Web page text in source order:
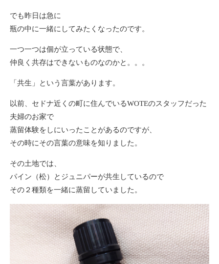
でも昨日は急に
瓶の中に一緒にしてみたくなったのです。
一つ一つは個が立っている状態で、
仲良く共存はできないものなのかと。。。
「共生」という言葉があります。
以前、セドナ近くの町に住んでいるWOTEのスタッフだった
夫婦のお家で
蒸留体験をしにいったことがあるのですが、
その時にその言葉の意味を知りました。
その土地では、
パイン（松）とジュニパーが共生しているので
その２種類を一緒に蒸留していました。